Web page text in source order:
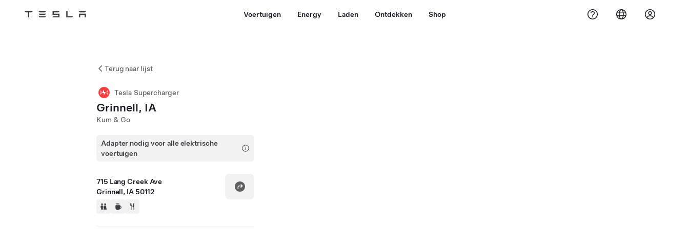
Tesla Voertuigen Energy Laden Ontdekken Shop
Terug naar lijst
Tesla Supercharger
Grinnell, IA
Kum & Go
Adapter nodig voor alle elektrische
voertuigen
715 Lang Creek Ave
Grinnell, IA 50112